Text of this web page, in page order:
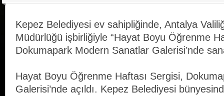
Kepez Belediyesi ev sahipliğinde, Antalya
Müdürlüğü işbirliğiyle “Hayat Boyu Öğrenme
Dokumapark Modern Sanatlar Galerisi’nde
Hayat Boyu Öğrenme Haftası Sergisi,
Galerisi’nde açıldı. Kepez Belediyesi